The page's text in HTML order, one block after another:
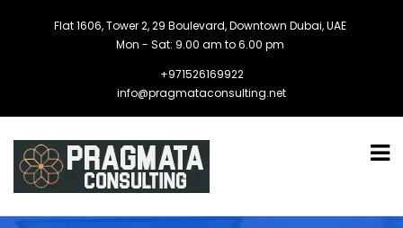
Flat 1606, Tower 2, 29 Boulevard, Downtown Dubai, UAE
Mon - Sat: 9.00 am to 6.00 pm
+971526169922
info@pragmataconsulting.net